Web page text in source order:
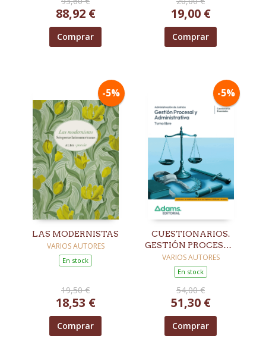
88,92 €
Comprar
19,00 €
Comprar
-5%
LAS MODERNISTAS
VARIOS AUTORES
En stock
19,50 €
18,53 €
Comprar
-5%
CUESTIONARIOS.
GESTIÓN PROCESAL
Y ADMINISTRATIVA.
TURNO LIBRE
VARIOS AUTORES
En stock
54,00 €
51,30 €
Comprar